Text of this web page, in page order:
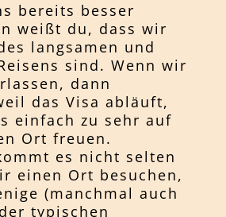
bereits besser
weißt du, dass wir
langsamen und
sind. Wenn wir
dann
das Visa abläuft,
einfach zu sehr auf
Ort freuen.
es nicht selten
einen Ort besuchen,
(manchmal auch
typischen